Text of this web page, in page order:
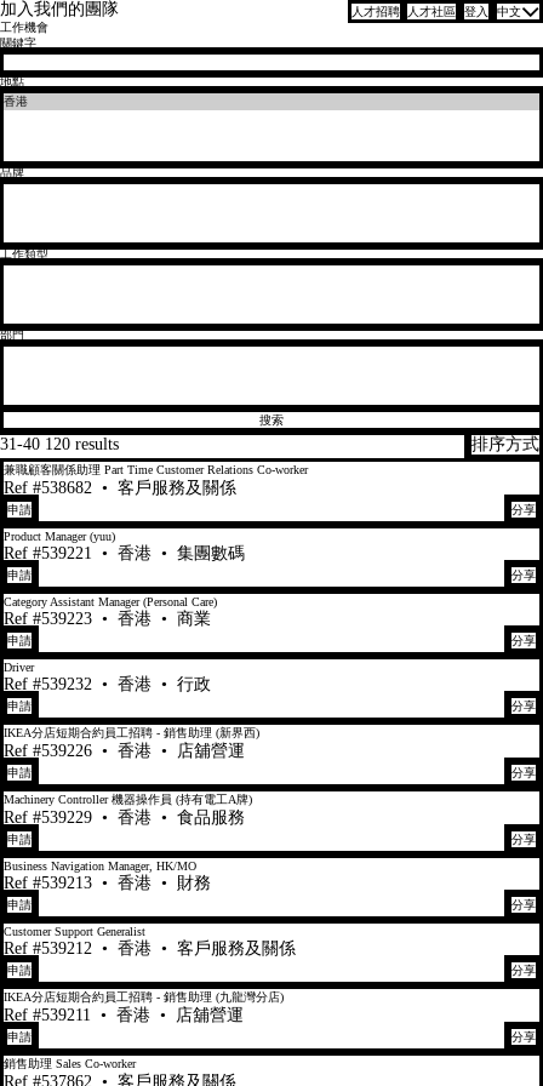
人才招聘 人才社區 登入 中文
加入我們的團隊
工作機會
搜尋職位空缺
關鍵字
地點
品牌
工作類型
部門
搜索
31-40 120 results 排序方式
兼職顧客關係助理 Part Time Customer Relations Co-worker
Ref #538682 • 客戶服務及關係
申請
分享
Product Manager (yuu)
Ref #539221 • 香港 • 集團數碼
申請
分享
Category Assistant Manager (Personal Care)
Ref #539223 • 香港 • 商業
申請
分享
Driver
Ref #539232 • 香港 • 行政
申請
分享
IKEA分店短期合約員工招聘 - 銷售助理 (新界西)
Ref #539226 • 香港 • 店舖營運
申請
分享
Machinery Controller 機器操作員 (持有電工A牌)
Ref #539229 • 香港 • 食品服務
申請
分享
Business Navigation Manager, HK/MO
Ref #539213 • 香港 • 財務
申請
分享
Customer Support Generalist
Ref #539212 • 香港 • 客戶服務及關係
申請
分享
IKEA分店短期合約員工招聘 - 銷售助理 (九龍灣分店)
Ref #539211 • 香港 • 店舖營運
申請
分享
銷售助理 Sales Co-worker
Ref #537862 • 客戶服務及關係